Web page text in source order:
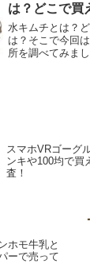
は？どこで買
水キムチとは？
は？そこで今回
所を調べてみまし
スマホVRゴーグ
ンキや100均で買
査！
ホモ牛乳と
ーで売って